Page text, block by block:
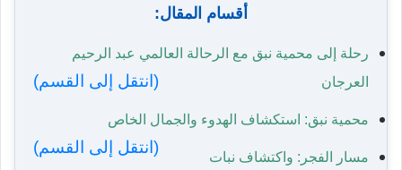
أقسام المقال:
رحلة إلى محمية نبق مع الرحالة العالمي عبد الرحيم
العرجان
(انتقل إلى القسم)
محمية نبق: استكشاف الهدوء والجمال الخاص
(انتقل إلى القسم)
مسار الفجر: واكتشاف نبات